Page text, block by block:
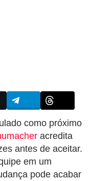
como próximo
acredita
antes de aceitar.
em um
pode acabar